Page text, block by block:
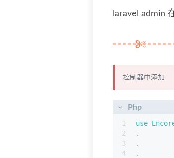
laravel admin
控制器中添加
Php
1
2
3
4
use
.
.
.